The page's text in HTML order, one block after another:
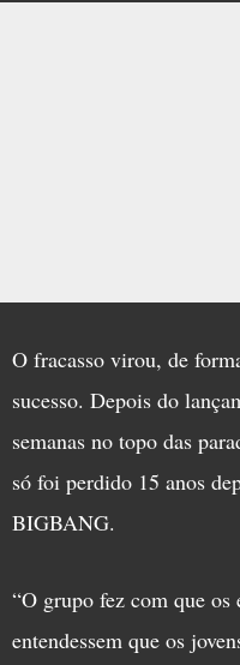
O fracasso virou, de
sucesso. Depois do
semanas no topo das
só foi perdido 15 anos
BIGBANG.
“O grupo fez com que os
entendessem que os